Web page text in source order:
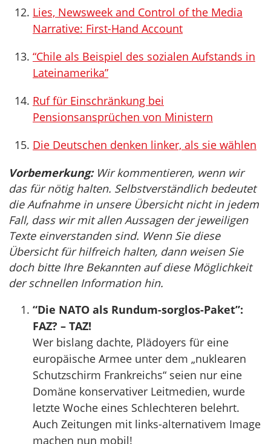
Lies, Newsweek and Control of the Media
Narrative: First-Hand Account
“Chile als Beispiel des sozialen Aufstands in
Lateinamerika”
Ruf für Einschränkung bei
Pensionsansprüchen von Ministern
Die Deutschen denken linker, als sie wählen
Vorbemerkung:Wir kommentieren, wenn wir
das für nötig halten. Selbstverständlich bedeutet
die Aufnahme in unsere Übersicht nicht in jedem
Fall, dass wir mit allen Aussagen der jeweiligen
Texte einverstanden sind. Wenn Sie diese
Übersicht für hilfreich halten, dann weisen Sie
doch bitte Ihre Bekannten auf diese Möglichkeit
der schnellen Information hin.
“Die NATO als Rundum-sorglos-Paket”:
FAZ? – TAZ!
Wer bislang dachte, Plädoyers für eine
europäische Armee unter dem „nuklearen
Schutzschirm Frankreichs“ seien nur eine
Domäne konservativer Leitmedien, wurde
letzte Woche eines Schlechteren belehrt.
Auch Zeitungen mit links-alternativem Image
machen nun mobil!